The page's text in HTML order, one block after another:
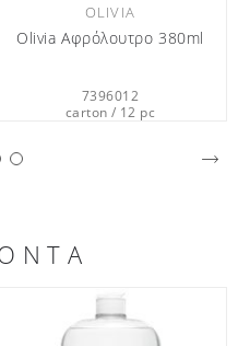
OLIVIA
Olivia Αφρόλουτρο 440ml
7359712
carton / 12 pc